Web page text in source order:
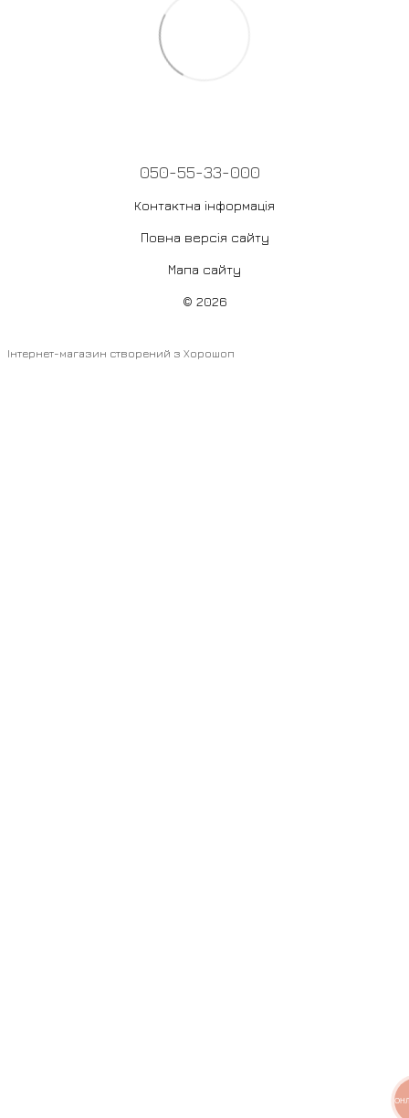
050-55-33-000
Контактна інформація
Повна версія сайту
Мапа сайту
© 2026
Інтернет-магазин створений з Хорошоп